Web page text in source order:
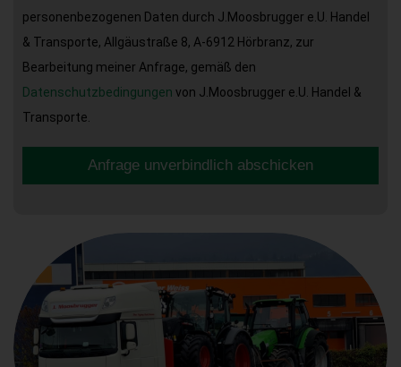
personenbezogenen Daten durch J.Moosbrugger e.U. Handel
& Transporte, Allgäustraße 8, A-6912 Hörbranz, zur
Bearbeitung meiner Anfrage, gemäß den
Datenschutzbedingungen von J.Moosbrugger e.U. Handel &
Transporte.
Anfrage unverbindlich abschicken